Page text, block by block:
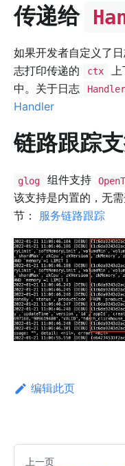
传递给
如果开发者自定义了
志打印传递的
ctx 上
中。关于日志 Handler
Handler
链路跟踪
glog 组件支持
该支持是内置的，无
节： 服务链路跟踪
编辑此页
上一页